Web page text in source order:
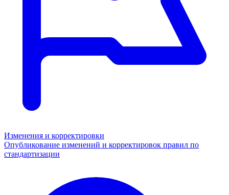
Изменения и корректировки
Опубликование изменений и корректировок правил по
стандартизации